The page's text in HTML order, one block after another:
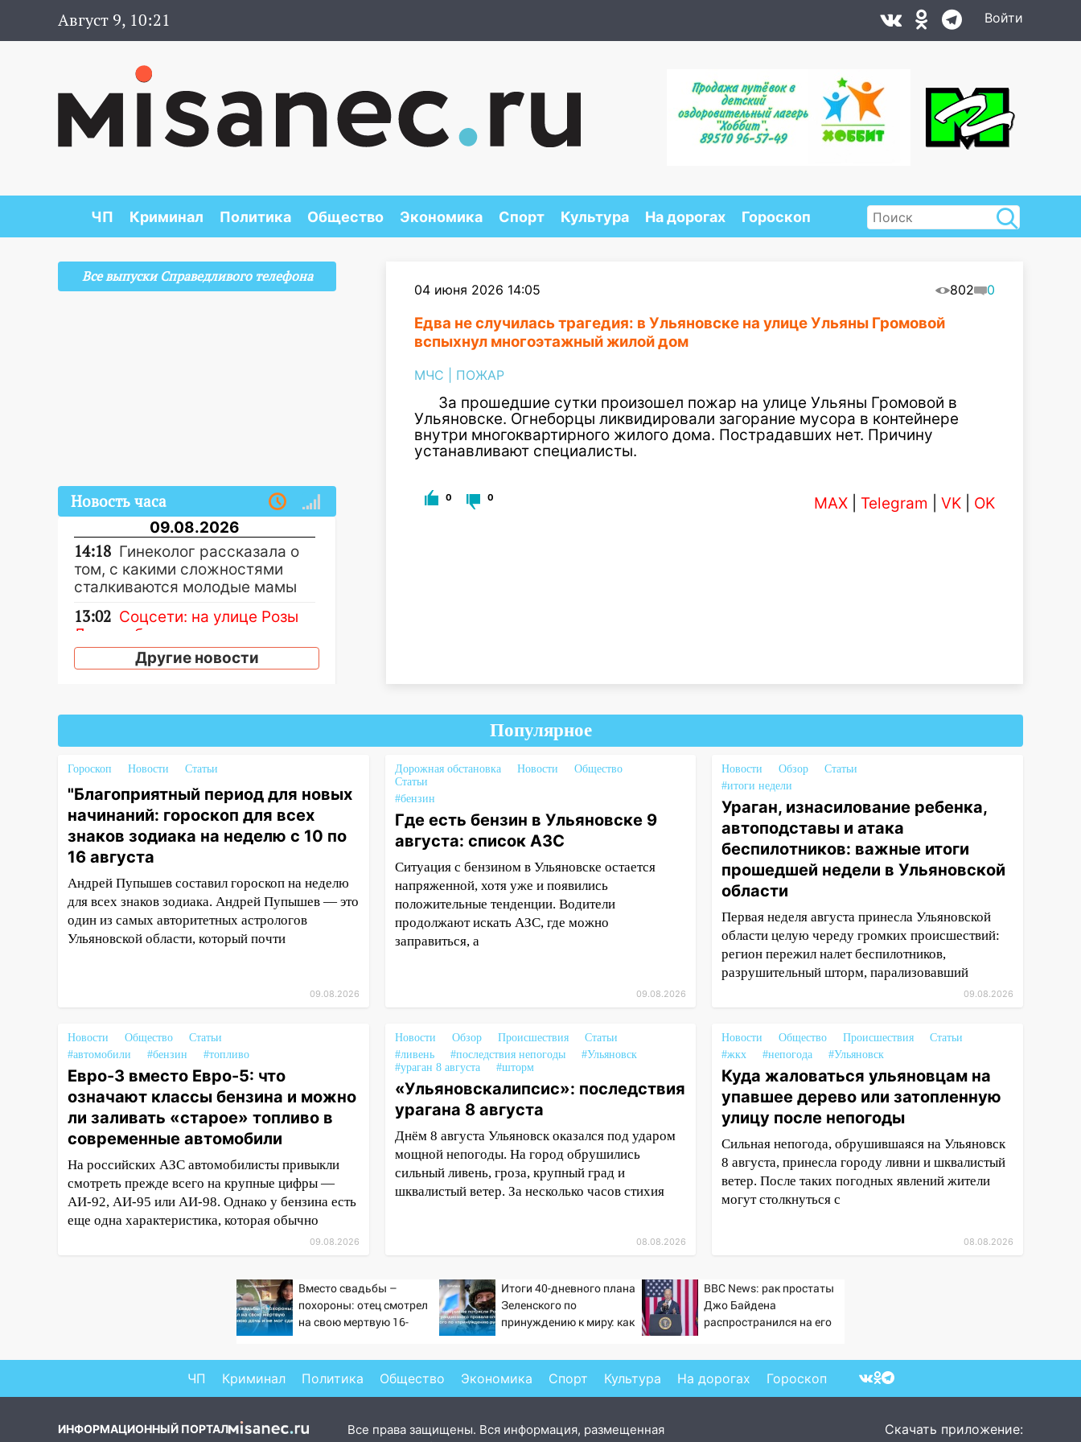
Август 9, 10:21 Войти
ЧП Криминал Политика Общество Экономика Спорт Культура На дорогах Гороскоп
04 июня 2026 14:05 802 0
Едва не случилась трагедия: в Ульяновске на улице Ульяны Громовой
вспыхнул многоэтажный жилой дом
МЧС ПОЖАР
За прошедшие сутки произошел пожар на улице Ульяны Громовой в
Ульяновске. Огнеборцы ликвидировали загорание мусора в контейнере
внутри многоквартирного жилого дома. Пострадавших нет. Причину
устанавливают специалисты.
0 0 MAX Telegram VK OK
Все выпуски Справедливого телефона
Новость часа
09.08.2026
14:18 Гинеколог рассказала о
том, с какими сложностями
сталкиваются молодые мамы
13:02 Соцсети: на улице Розы
Люксембург дерево упало на
автомобиль
для всех знаков зодиака на
13:00
На проспекте Тюленева в
«море»
12:57 В Ульяновской области
ожидается крупный град
12:11 Где есть бензин в
Ульяновске 9 августа: список
АЗС
11:55 Соцсети: светофор упал
10:13 Прокуратура подвела
итоги недели в Ульяновской
области
09:18 Из-за ливня
заблокировано движение
трамваев в Ульяновске
09:15 Ураган, изнасилование
ребенка, автоподставы и атака
беспилотников: важные итоги
восстановили трамвайную и
инфраструктуру после шторма.
Внимание! В
Цильнинском районе пропал
08:11 На Ульяновск снова
Другие новости
Популярное
Гороскоп Новости Статьи
"Благоприятный период для новых
начинаний: гороскоп для всех
знаков зодиака на неделю с 10 по
16 августа
Андрей Пупышев составил гороскоп на неделю
для всех знаков зодиака. Андрей Пупышев — это
один из самых авторитетных астрологов
Ульяновской области, который почти
09.08.2026
Дорожная обстановка Новости
Общество
Статьи
#бензин
Где есть бензин в Ульяновске 9
августа: список АЗС
Ситуация с бензином в Ульяновске остается
напряженной, хотя уже и появились
положительные тенденции. Водители
продолжают искать АЗС, где можно
заправиться, а
09.08.2026
Новости Обзор
Статьи
#итоги недели
Ураган, изнасилование ребенка,
автоподставы и атака
беспилотников: важные итоги
прошедшей недели в Ульяновской
области
Первая неделя августа принесла Ульяновской
области целую череду громких происшествий:
регион пережил налет беспилотников,
разрушительный шторм, парализовавший
09.08.2026
Новости Общество
Статьи
#автомобили
#бензин #топливо
Евро-3 вместо Евро-5: что
означают классы бензина и можно
ли заливать «старое» топливо в
современные автомобили
На российских АЗС автомобилисты привыкли
смотреть прежде всего на крупные цифры —
АИ-92, АИ-95 или АИ-98. Однако у бензина есть
еще одна характеристика, которая обычно
09.08.2026
Новости Обзор Происшествия
Статьи
#ливень
#последствия непогоды
#Ульяновск
#ураган 8 августа
#шторм
«Ульяновскалипсис»: последствия
урагана 8 августа
Днём 8 августа Ульяновск оказался под ударом
мощной непогоды. На город обрушились
сильный ливень, гроза, крупный град и
шквалистый ветер. За несколько часов стихия
08.08.2026
Новости Общество Происшествия
Статьи
#жкх
#непогода #Ульяновск
Куда жаловаться ульяновцам на
упавшее дерево или затопленную
улицу после непогоды
Сильная непогода, обрушившаяся на Ульяновск
8 августа, принесла городу ливни и шквалистый
ветер. После таких погодных явлений жители
могут столкнуться с
08.08.2026
Вместо свадьбы –
похороны: отец смотрел
на свою мертвую 16-
Итоги 40-дневного плана
Зеленского по
принуждению к миру: как
Украины от военкора
BBC News: рак простаты
Джо Байдена
распространился на его
ЧП Криминал Политика Общество Экономика Спорт Культура На дорогах Гороскоп
ИНФОРМАЦИОННЫЙ ПОРТАЛ
Все права защищены. Вся информация, размещенная
Скачать приложение: